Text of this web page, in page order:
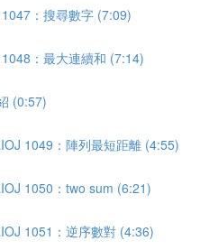
：搜尋數字 (7:09)
：最大連續和 (7:14)
(0:57)
1049：陣列最短距離 (4:55)
1050：two sum (6:21)
1051：逆序數對 (4:36)